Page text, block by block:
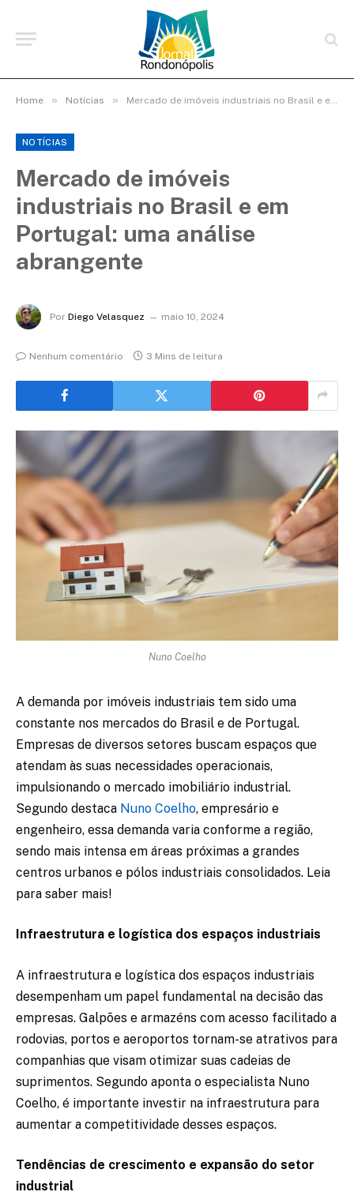
Home » Notícias » Mercado de imóveis industriais no Brasil e em Portugal: uma análise abrangente
NOTÍCIAS
Mercado de imóveis
industriais no Brasil e em
Portugal: uma análise
abrangente
Por Diego Velasquez maio 10, 2024
Nenhum comentário 3 Mins de leitura
Nuno Coelho
A demanda por imóveis industriais tem sido uma
constante nos mercados do Brasil e de Portugal.
Empresas de diversos setores buscam espaços que
atendam às suas necessidades operacionais,
impulsionando o mercado imobiliário industrial.
Segundo destaca Nuno Coelho, empresário e
engenheiro, essa demanda varia conforme a região,
sendo mais intensa em áreas próximas a grandes
centros urbanos e pólos industriais consolidados. Leia
para saber mais!
Infraestrutura e logística dos espaços industriais
A infraestrutura e logística dos espaços industriais
desempenham um papel fundamental na decisão das
empresas. Galpões e armazéns com acesso facilitado a
rodovias, portos e aeroportos tornam-se atrativos para
companhias que visam otimizar suas cadeias de
suprimentos. Segundo aponta o especialista Nuno
Coelho, é importante investir na infraestrutura para
aumentar a competitividade desses espaços.
Tendências de crescimento e expansão do setor
industrial